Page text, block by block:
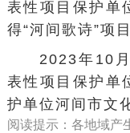
表性项目保护单
得“河间歌诗”项
2023年10
表性项目保护单
护单位河间市文
阅读提示：各地域产